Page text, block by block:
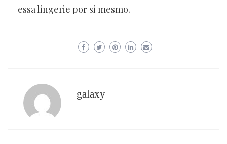
essa lingerie por si mesmo.
galaxy